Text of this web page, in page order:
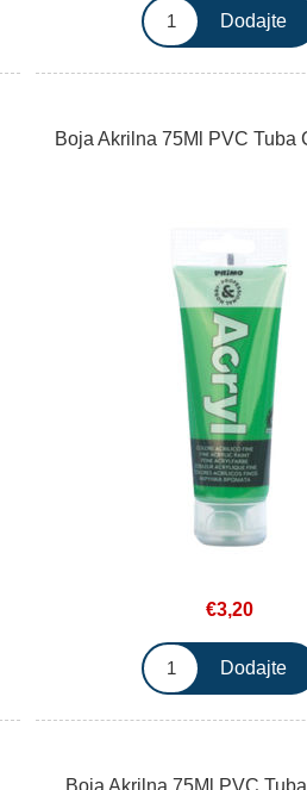
Boja Akrilna 75Ml PVC Tuba
€3,20
Boja Akrilna 75Ml PVC